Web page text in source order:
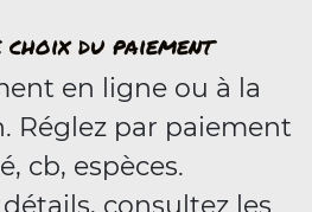
choix du paiement
en ligne ou à la
Réglez par paiement
cb, espèces.
consultez les